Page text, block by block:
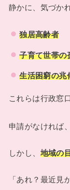
静かに、気づか
独居高齢者
子育て世帯の
生活困窮の兆
これらは行政窓
申請がなければ
しかし、 地域の
「あれ？最近見